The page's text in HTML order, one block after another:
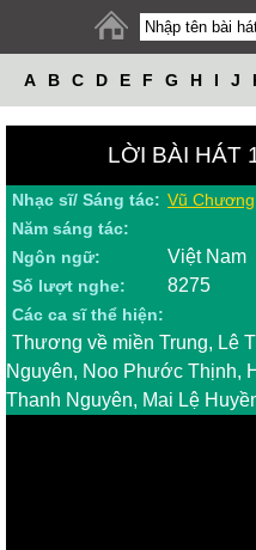
A B C D E F G H I J
LỜI BÀI HÁT
Nhạc sĩ/ Sáng tác: Vũ Chương
Năm sáng tác:
Ngôn ngữ:
Việt Nam
Số lượt nghe: 8275
Các ca sĩ thể hiện:
Thương về miền Trung, Lê
Nguyên, Noo Phước Thịnh,
Thanh Nguyên, Mai Lệ